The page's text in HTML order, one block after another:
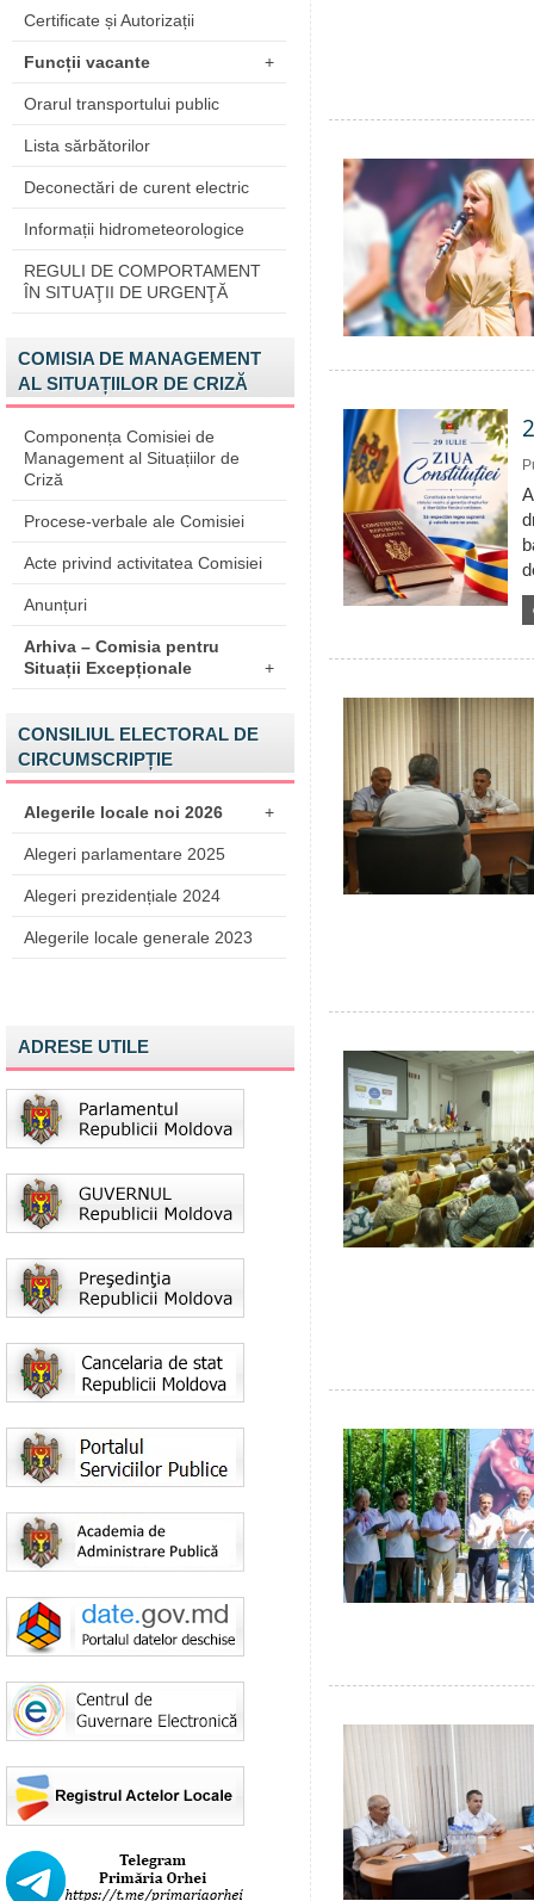
Certificate și Autorizații
Funcții vacante +
Orarul transportului public
Lista sărbătorilor
Deconectări de curent electric
Informații hidrometeorologice
REGULI DE COMPORTAMENT
ÎN SITUAŢII DE URGENŢĂ
COMISIA DE MANAGEMENT
AL SITUAȚIILOR DE CRIZĂ
Componența Comisiei de
Management al Situațiilor de
Criză
Procese-verbale ale Comisiei
Acte privind activitatea Comisiei
Anunțuri
Arhiva – Comisia pentru
Situații Excepționale
+
CONSILIUL ELECTORAL DE
CIRCUMSCRIPȚIE
Alegerile locale noi 2026 +
Alegeri parlamentare 2025
Alegeri prezidențiale 2024
Alegerile locale generale 2023
ADRESE UTILE